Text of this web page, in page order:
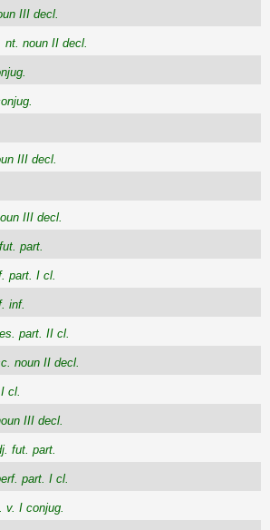
III decl.
nt. noun II decl.
III decl.
III decl.
part.
part. I cl.
inf.
part. II cl.
noun II decl.
cl.
III decl.
fut. part.
part. I cl.
v. I conjug.